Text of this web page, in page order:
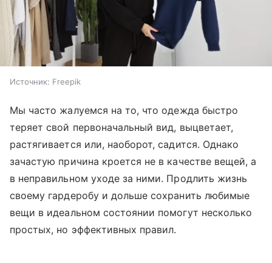
Источник: Freepik
Мы часто жалуемся на то, что одежда быстро
теряет свой первоначальный вид, выцветает,
растягивается или, наоборот, садится. Однако
зачастую причина кроется не в качестве вещей, а
в неправильном уходе за ними. Продлить жизнь
своему гардеробу и дольше сохранить любимые
вещи в идеальном состоянии помогут несколько
простых, но эффективных правил.